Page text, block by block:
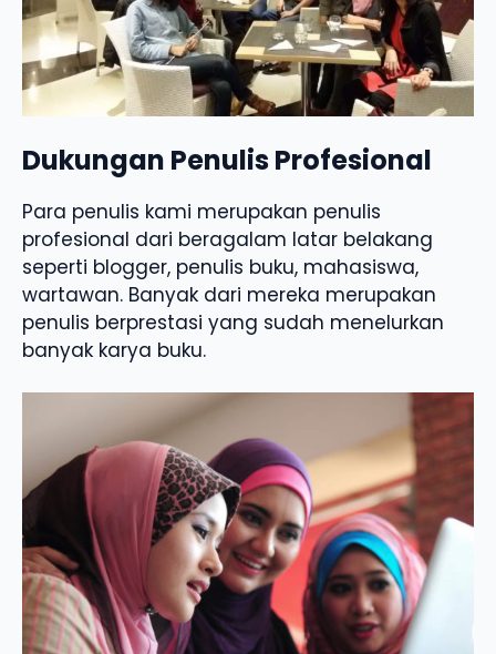
Dukungan Penulis Profesional
Para penulis kami merupakan penulis
profesional dari beragalam latar belakang
seperti blogger, penulis buku, mahasiswa,
wartawan. Banyak dari mereka merupakan
penulis berprestasi yang sudah menelurkan
banyak karya buku.